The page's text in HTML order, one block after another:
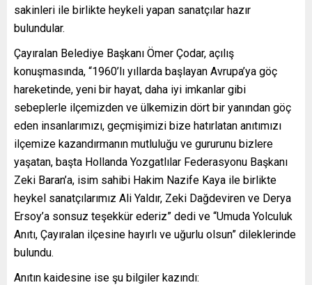
sakinleri ile birlikte heykeli yapan sanatçılar hazır
bulundular.
Çayıralan Belediye Başkanı Ömer Çodar, açılış
konuşmasında, “1960’lı yıllarda başlayan Avrupa’ya göç
hareketinde, yeni bir hayat, daha iyi imkanlar gibi
sebeplerle ilçemizden ve ülkemizin dört bir yanından göç
eden insanlarımızı, geçmişimizi bize hatırlatan anıtımızı
ilçemize kazandırmanın mutluluğu ve gururunu bizlere
yaşatan, başta Hollanda Yozgatlılar Federasyonu Başkanı
Zeki Baran’a, isim sahibi Hakim Nazife Kaya ile birlikte
heykel sanatçılarımız Ali Yaldır, Zeki Dağdeviren ve Derya
Ersoy’a sonsuz teşekkür ederiz” dedi ve “Umuda Yolculuk
Anıtı, Çayıralan ilçesine hayırlı ve uğurlu olsun” dileklerinde
bulundu.
Anıtın kaidesine ise şu bilgiler kazındı: